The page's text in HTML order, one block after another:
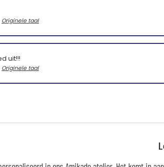
Originele taal
uit!!!
Originele taal